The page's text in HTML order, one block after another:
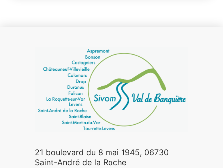
21 boulevard du 8 mai 1945, 06730
Saint-André de la Roche